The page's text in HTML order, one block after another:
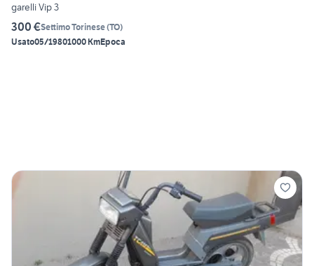
garelli Vip 3
300 €Settimo Torinese(TO)
Usato05/19801000 KmEpoca